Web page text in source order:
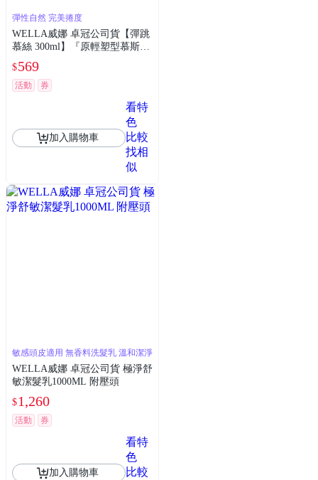
彈性自然 完美捲度
WELLA威娜 卓冠公司貨【彈跳
慕絲 300ml】『原輕塑型慕斯』
自然完美捲度
$569
活動 券
加入購物車
看特
色
比較
找相
似
敏感頭皮適用 無香料洗髮乳 溫和潔淨
WELLA威娜 卓冠公司貨 極淨舒
敏潔髮乳1000ML 附壓頭
$1,260
活動 券
加入購物車
看特
色
比較